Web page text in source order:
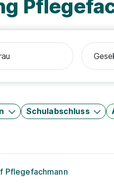
Schulabschluss
Pflegefachmann